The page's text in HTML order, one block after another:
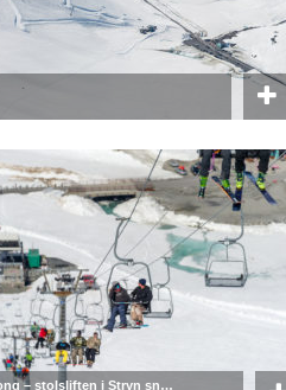
– stolsliften i Stryn sn…